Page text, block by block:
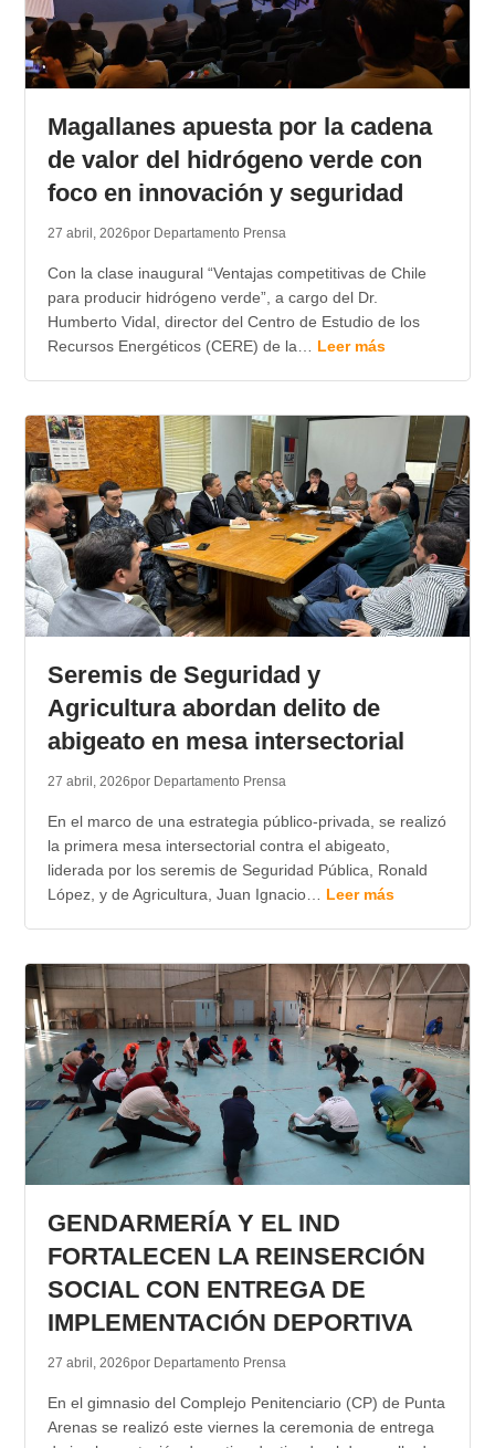
Magallanes apuesta por la cadena
de valor del hidrógeno verde con
foco en innovación y seguridad
27 abril, 2026por Departamento Prensa
Con la clase inaugural “Ventajas competitivas de Chile
para producir hidrógeno verde”, a cargo del Dr.
Humberto Vidal, director del Centro de Estudio de los
Recursos Energéticos (CERE) de la… Leer más
Seremis de Seguridad y
Agricultura abordan delito de
abigeato en mesa intersectorial
27 abril, 2026por Departamento Prensa
En el marco de una estrategia público-privada, se realizó
la primera mesa intersectorial contra el abigeato,
liderada por los seremis de Seguridad Pública, Ronald
López, y de Agricultura, Juan Ignacio… Leer más
GENDARMERÍA Y EL IND
FORTALECEN LA REINSERCIÓN
SOCIAL CON ENTREGA DE
IMPLEMENTACIÓN DEPORTIVA
27 abril, 2026por Departamento Prensa
En el gimnasio del Complejo Penitenciario (CP) de Punta
Arenas se realizó este viernes la ceremonia de entrega